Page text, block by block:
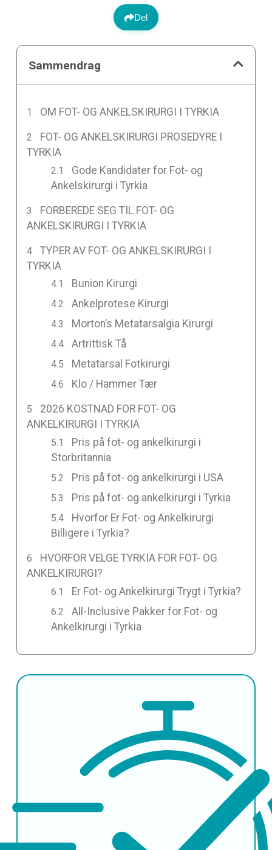
Del
Sammendrag
OM FOT- OG ANKELSKIRURGI I TYRKIA
FOT- OG ANKELSKIRURGI PROSEDYRE I
TYRKIA
Gode Kandidater for Fot- og
Ankelskirurgi i Tyrkia
FORBEREDE SEG TIL FOT- OG
ANKELSKIRURGI I TYRKIA
TYPER AV FOT- OG ANKELSKIRURGI I
TYRKIA
Bunion Kirurgi
Ankelprotese Kirurgi
Morton’s Metatarsalgia Kirurgi
Artrittisk Tå
Metatarsal Fotkirurgi
Klo / Hammer Tær
2026 KOSTNAD FOR FOT- OG
ANKELKIRURGI I TYRKIA
Pris på fot- og ankelkirurgi i
Storbritannia
Pris på fot- og ankelkirurgi i USA
Pris på fot- og ankelkirurgi i Tyrkia
Hvorfor Er Fot- og Ankelkirurgi
Billigere i Tyrkia?
HVORFOR VELGE TYRKIA FOR FOT- OG
ANKELKIRURGI?
Er Fot- og Ankelkirurgi Trygt i Tyrkia?
All-Inclusive Pakker for Fot- og
Ankelkirurgi i Tyrkia